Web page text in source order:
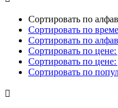
Сортировать по
Сортировать по
Сортировать по
Сортировать по
Сортировать по
Сортировать по
